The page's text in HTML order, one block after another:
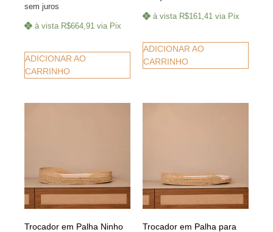
sem juros
à vista R$664,91 via Pix
ADICIONAR AO
CARRINHO
à vista R$161,41 via Pix
ADICIONAR AO
CARRINHO
Trocador em Palha Ninho
Trocador em Palha para